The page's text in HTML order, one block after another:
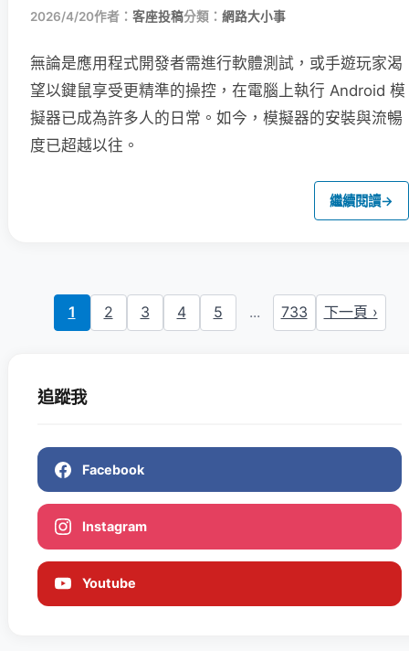
2026/4/20作者： 客座投稿分類： 網路大小事
無論是應用程式開發者需進行軟體測試，或手遊玩家渴
望以鍵鼠享受更精準的操控，在電腦上執行 Android 模
擬器已成為許多人的日常。如今，模擬器的安裝與流暢
度已超越以往。
繼續閱讀→
1 2 3 4 5 ... 733 下一頁 ›
追蹤我
Facebook
Instagram
Youtube